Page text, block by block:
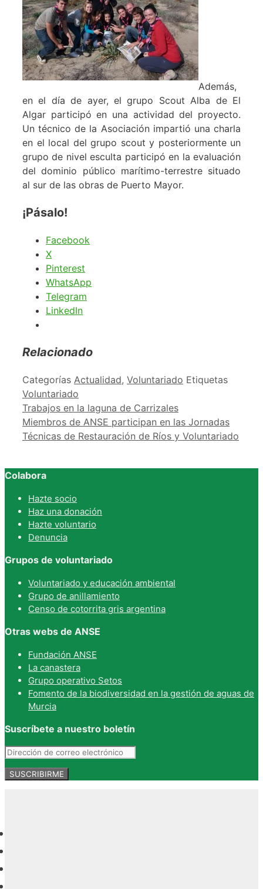
Además,
en el día de ayer, el grupo Scout Alba de El
Algar participó en una actividad del proyecto.
Un técnico de la Asociación impartió una charla
en el local del grupo scout y posteriormente un
grupo de nivel esculta participó en la evaluación
del dominio público marítimo-terrestre situado
al sur de las obras de Puerto Mayor.
¡Pásalo!
Facebook
X
Pinterest
WhatsApp
Telegram
LinkedIn
Relacionado
Categorías Actualidad, Voluntariado Etiquetas
Voluntariado
Trabajos en la laguna de Carrizales
Miembros de ANSE participan en las Jornadas
Técnicas de Restauración de Ríos y Voluntariado
Colabora
Hazte socio
Haz una donación
Hazte voluntario
Denuncia
Grupos de voluntariado
Voluntariado y educación ambiental
Grupo de anillamiento
Censo de cotorrita gris argentina
Otras webs de ANSE
Fundación ANSE
La canastera
Grupo operativo Setos
Fomento de la biodiversidad en la gestión de aguas de
Murcia
Suscríbete a nuestro boletín